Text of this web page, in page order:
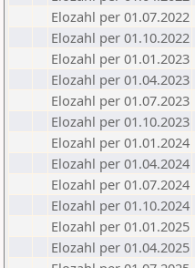
Elozahl per 01.07.2022
Elozahl per 01.10.2022
Elozahl per 01.01.2023
Elozahl per 01.04.2023
Elozahl per 01.07.2023
Elozahl per 01.10.2023
Elozahl per 01.01.2024
Elozahl per 01.04.2024
Elozahl per 01.07.2024
Elozahl per 01.10.2024
Elozahl per 01.01.2025
Elozahl per 01.04.2025